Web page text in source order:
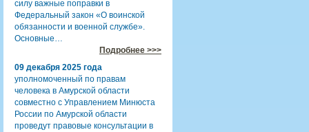
силу важные поправки в
Федеральный закон «О воинской
обязанности и военной службе».
Основные…
Подробнее >>>
09 декабря 2025 года
уполномоченный по правам
человека в Амурской области
совместно с Управлением Минюста
России по Амурской области
проведут правовые консультации в